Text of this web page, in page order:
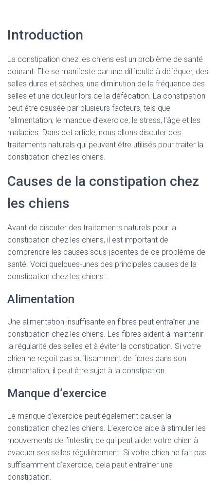
Introduction
La constipation chez les chiens est un problème de santé
courant. Elle se manifeste par une difficulté à déféquer, des
selles dures et sèches, une diminution de la fréquence des
selles et une douleur lors de la défécation. La constipation
peut être causée par plusieurs facteurs, tels que
l’alimentation, le manque d’exercice, le stress, l’âge et les
maladies. Dans cet article, nous allons discuter des
traitements naturels qui peuvent être utilisés pour traiter la
constipation chez les chiens.
Causes de la constipation chez
les chiens
Avant de discuter des traitements naturels pour la
constipation chez les chiens, il est important de
comprendre les causes sous-jacentes de ce problème de
santé. Voici quelques-unes des principales causes de la
constipation chez les chiens :
Alimentation
Une alimentation insuffisante en fibres peut entraîner une
constipation chez les chiens. Les fibres aident à maintenir
la régularité des selles et à éviter la constipation. Si votre
chien ne reçoit pas suffisamment de fibres dans son
alimentation, il peut être sujet à la constipation.
Manque d’exercice
Le manque d’exercice peut également causer la
constipation chez les chiens. L’exercice aide à stimuler les
mouvements de l’intestin, ce qui peut aider votre chien à
évacuer ses selles régulièrement. Si votre chien ne fait pas
suffisamment d’exercice, cela peut entraîner une
constipation.